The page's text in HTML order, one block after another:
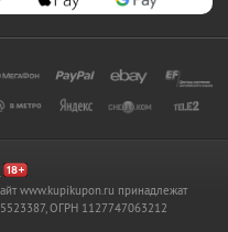
www.kupikupon.ru принадлежат
ОГРН 1127747063212